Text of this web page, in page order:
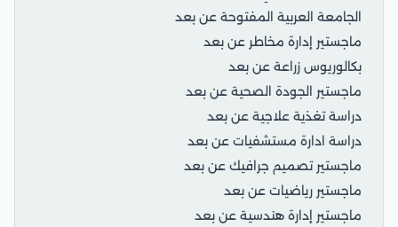
الجامعة العربية المفتوحة عن بعد
ماجستير إدارة مخاطر عن بعد
بكالوريوس زراعة عن بعد
ماجستير الجودة الصحية عن بعد
دراسة تغذية علاجية عن بعد
دراسة ادارة مستشفيات عن بعد
ماجستير تصميم جرافيك عن بعد
ماجستير رياضيات عن بعد
ماجستير إدارة هندسية عن بعد